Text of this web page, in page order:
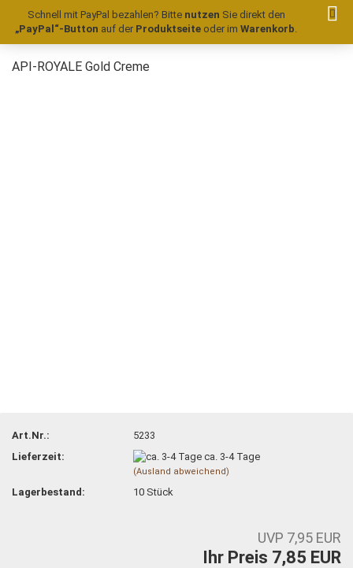
Schnell mit PayPal bezahlen? Bitte nutzen Sie direkt den
„PayPal“-Button auf der Produktseite oder im Warenkorb.
API-ROYALE Gold Creme
Art.Nr.:
5233
Lieferzeit:
ca. 3-4 Tage
(Ausland abweichend)
Lagerbestand: 10 Stück
UVP 7,95 EUR
Ihr Preis 7,85 EUR